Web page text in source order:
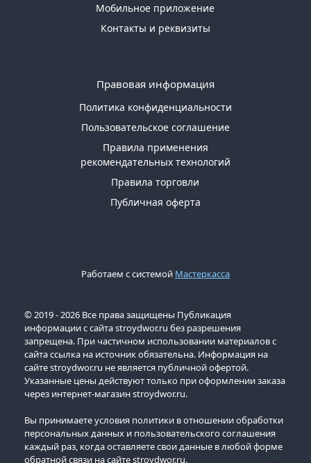
Мобильное приложение
Контакты и реквизиты
Правовая информация
Политика конфиденциальности
Пользовательское соглашение
Правила применения
рекомендательных технологий
Правила торговли
Публичная оферта
Работаем с системой Мастеркасса
© 2019 - 2026 Все права защищены Публикация
информации с сайта stroydwor.ru без разрешения
запрещена. При частичном использовании материалов с
сайта ссылка на источник обязательна. Информация на
сайте stroydwor.ru не является публичной офертой.
Указанные цены действуют только при оформлении заказа
через интернет-магазин stroydwor.ru.
Вы принимаете условия политики в отношении обработки
персональных данных и пользовательского соглашения
каждый раз, когда оставляете свои данные в любой форме
обратной связи на сайте stroydwor.ru.